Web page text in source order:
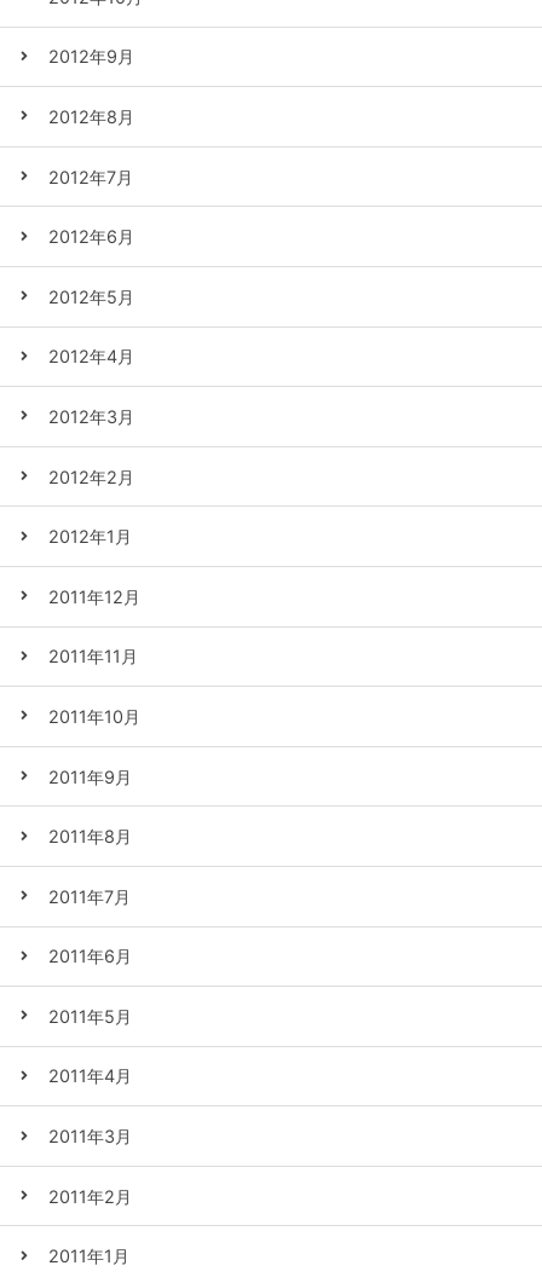
2012年9月
2012年8月
2012年7月
2012年6月
2012年5月
2012年4月
2012年3月
2012年2月
2012年1月
2011年12月
2011年11月
2011年10月
2011年9月
2011年8月
2011年7月
2011年6月
2011年5月
2011年4月
2011年3月
2011年2月
2011年1月